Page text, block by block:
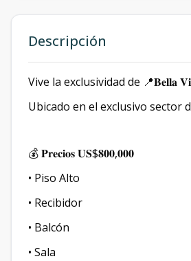
Descripción
Vive la exclusividad de 📍𝐁𝐞𝐥𝐥𝐚
Ubicado en el exclusivo sector
💰 𝐏𝐫𝐞𝐜𝐢𝐨𝐬 𝐔𝐒$𝟖𝟎𝟎,𝟎𝟎𝟎
• ⁠Piso Alto
• ⁠Recibidor
• Balcón
• Sala